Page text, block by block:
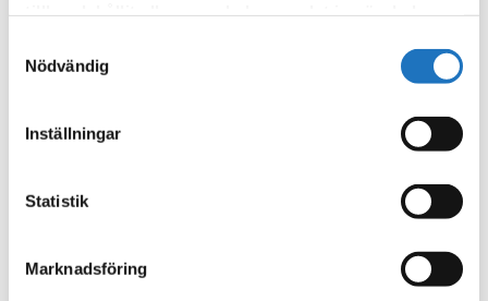
Nödvändig
Inställningar
Statistik
Marknadsföring